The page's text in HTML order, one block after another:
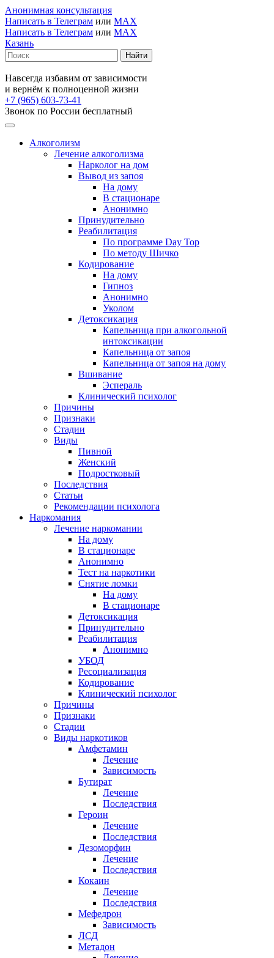
Анонимная консультация
Написать в Телеграм или MAX
Написать в Телеграм или MAX
Казань
Навсегда избавим от зависимости
и вернём к полноценной жизни
+7 (965) 603-73-41
Звонок по России бесплатный
Алкоголизм
Лечение алкоголизма
Нарколог на дом
Вывод из запоя
На дому
В стационаре
Анонимно
Принудительно
Реабилитация
По программе Day Top
По методу Шичко
Кодирование
На дому
Гипноз
Анонимно
Уколом
Детоксикация
Капельница при алкогольной
интоксикации
Капельница от запоя
Капельница от запоя на дому
Вшивание
Эспераль
Клинический психолог
Причины
Признаки
Стадии
Виды
Пивной
Женский
Подростковый
Последствия
Статьи
Рекомендации психолога
Наркомания
Лечение наркомании
На дому
В стационаре
Анонимно
Тест на наркотики
Снятие ломки
На дому
В стационаре
Детоксикация
Принудительно
Реабилитация
Анонимно
УБОД
Ресоциализация
Кодирование
Клинический психолог
Причины
Признаки
Стадии
Виды наркотиков
Амфетамин
Лечение
Зависимость
Бутират
Лечение
Последствия
Героин
Лечение
Последствия
Дезоморфин
Лечение
Последствия
Кокаин
Лечение
Последствия
Мефедрон
Зависимость
ЛСД
Метадон